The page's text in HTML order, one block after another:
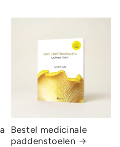
Bestel medicinale
paddenstoelen